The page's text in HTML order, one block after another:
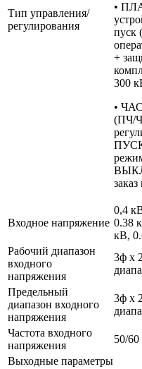
Тип управления/
регулирования
•
пуск
+
300
•
(ПЧ/
Входное напряжение
0,4
0.38
кВ,
Рабочий диапазон
входного
напряжения
3ф х
Предельный
диапазон входного
напряжения
3ф х
Частота входного
напряжения
50/
Выходные параметры